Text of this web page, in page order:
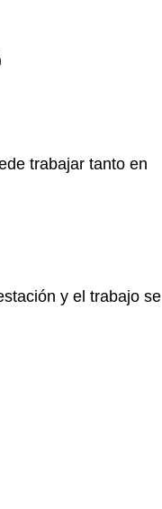
trabajar tanto en
y el trabajo se